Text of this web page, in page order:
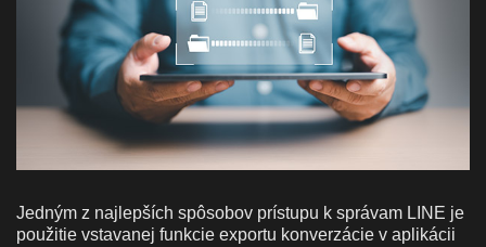
Jedným z najlepších spôsobov prístupu k správam LINE je
použitie vstavanej funkcie exportu konverzácie v aplikácii